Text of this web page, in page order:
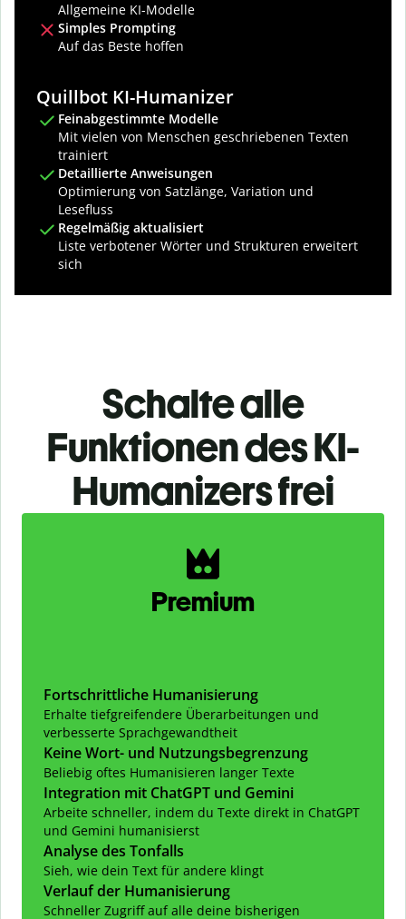
Allgemeine KI-Modelle
Simples Prompting
Auf das Beste hoffen
Quillbot KI-Humanizer
Feinabgestimmte Modelle
Mit vielen von Menschen geschriebenen Texten
trainiert
Detaillierte Anweisungen
Optimierung von Satzlänge, Variation und
Lesefluss
Regelmäßig aktualisiert
Liste verbotener Wörter und Strukturen erweitert
sich
Schalte alle
Funktionen des KI-
Humanizers frei
Premium
Fortschrittliche Humanisierung
Erhalte tiefgreifendere Überarbeitungen und
verbesserte Sprachgewandtheit
Keine Wort- und Nutzungsbegrenzung
Beliebig oftes Humanisieren langer Texte
Integration mit ChatGPT und Gemini
Arbeite schneller, indem du Texte direkt in ChatGPT
und Gemini humanisierst
Analyse des Tonfalls
Sieh, wie dein Text für andere klingt
Verlauf der Humanisierung
Schneller Zugriff auf alle deine bisherigen